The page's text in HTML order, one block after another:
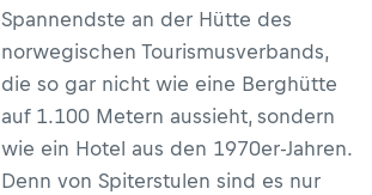
Spannendste an der Hütte des
norwegischen Tourismusverbands,
die so gar nicht wie eine Berghütte
auf 1.100 Metern aussieht, sondern
wie ein Hotel aus den 1970er-Jahren.
Denn von Spiterstulen sind es nur